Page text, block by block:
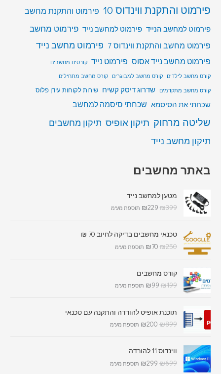
פירמוט והתקנת ווינדוס 10 פירמוט והתקנת מחשב
פירמוט למחשב הנייד פירמוט למחשב נייד פירמוט מחשב
פירמוט מחשב והתקנת ווינדוס 7
פירמוט מחשב נייד
פירמוט מחשב נייד אסוס פירמוט נייד קורסים מחשבים
קורס מחשב לילדים
קורס מחשב למבוגרים
קורס מחשב מתחילים
קורס מחשב מתקדמים
שדרוג דיסק קשיח שירות לקוחות עידן פלוס
שכחתי את הסיסמא שכחתי סיסמה למחשב
שליטה מרחוק תיקון אופיס תיקון מחשבים
תיקון מחשב נייד
באתר מחשבים
מטען למחשב נייד
₪399
₪229 תוספת מע"מ
טכנאי מחשבים בדיקה לחיוב 70 ₪
₪250
₪70 תוספת מע"מ
קורס מחשבים
₪199
₪99 תוספת מע"מ
תוכנת אופיס להורדה והתקנה עם טכנאי
₪899
₪200 תוספת מע"מ
ווינדוס 11 להורדה
₪699
₪299 תוספת מע"מ